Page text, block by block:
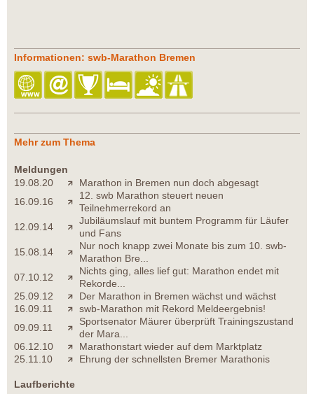
Informationen: swb-Marathon Bremen
Mehr zum Thema
Meldungen
19.08.20
Marathon in Bremen nun doch abgesagt
16.09.16
12. swb Marathon steuert neuen
Teilnehmerrekord an
12.09.14
Jubiläumslauf mit buntem Programm für Läufer
und Fans
15.08.14
Nur noch knapp zwei Monate bis zum 10. swb-
Marathon Bre...
07.10.12
Nichts ging, alles lief gut: Marathon endet mit
Rekorde...
25.09.12
Der Marathon in Bremen wächst und wächst
16.09.11
swb-Marathon mit Rekord Meldeergebnis!
09.09.11
Sportsenator Mäurer überprüft Trainingszustand
der Mara...
06.12.10
Marathonstart wieder auf dem Marktplatz
25.11.10
Ehrung der schnellsten Bremer Marathonis
Laufberichte